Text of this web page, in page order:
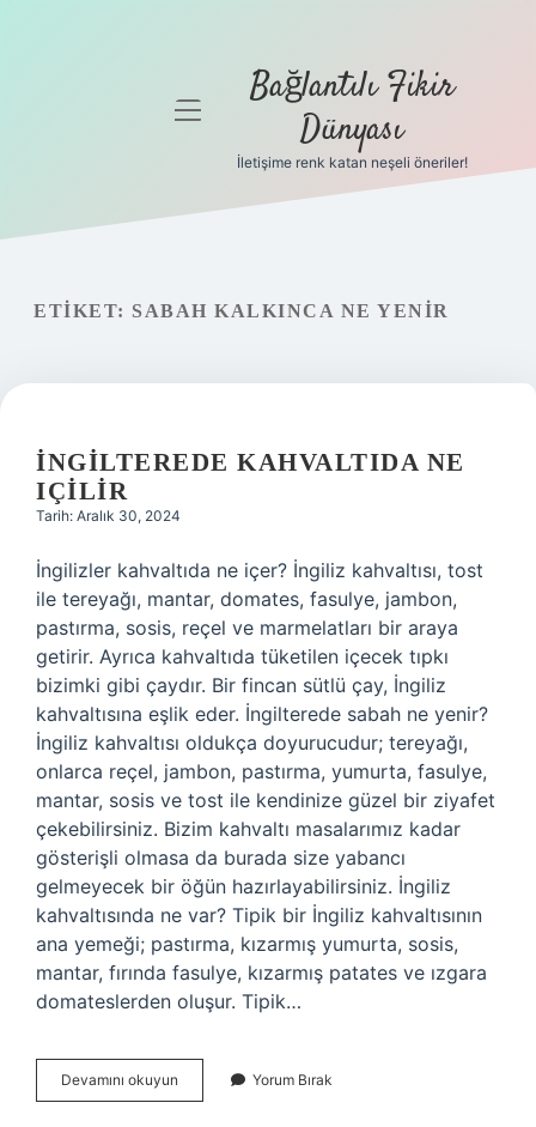
Gizlilik
Yasal Uyarı
Hakkımızda
menüyü
Bağlantılı Fikir
Dünyası
İletişime renk katan neşeli öneriler!
ETIKET: SABAH KALKINCA NE YENIR
İNGILTEREDE KAHVALTIDA NE
IÇILIR
Tarih: Aralık 30, 2024
İngilizler kahvaltıda ne içer? İngiliz kahvaltısı, tost
ile tereyağı, mantar, domates, fasulye, jambon,
pastırma, sosis, reçel ve marmelatları bir araya
getirir. Ayrıca kahvaltıda tüketilen içecek tıpkı
bizimki gibi çaydır. Bir fincan sütlü çay, İngiliz
kahvaltısına eşlik eder. İngilterede sabah ne yenir?
İngiliz kahvaltısı oldukça doyurucudur; tereyağı,
onlarca reçel, jambon, pastırma, yumurta, fasulye,
mantar, sosis ve tost ile kendinize güzel bir ziyafet
çekebilirsiniz. Bizim kahvaltı masalarımız kadar
gösterişli olmasa da burada size yabancı
gelmeyecek bir öğün hazırlayabilirsiniz. İngiliz
kahvaltısında ne var? Tipik bir İngiliz kahvaltısının
ana yemeği; pastırma, kızarmış yumurta, sosis,
mantar, fırında fasulye, kızarmış patates ve ızgara
domateslerden oluşur. Tipik…
Devamını okuyun İNgilterede
Kahvaltıda
Yorum Bırak